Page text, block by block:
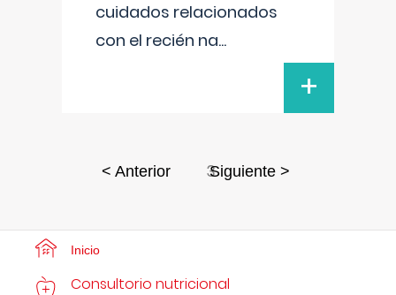
cuidados relacionados
con el recién na...
+
< Anterior 3Siguiente >
Inicio
Consultorio nutricional